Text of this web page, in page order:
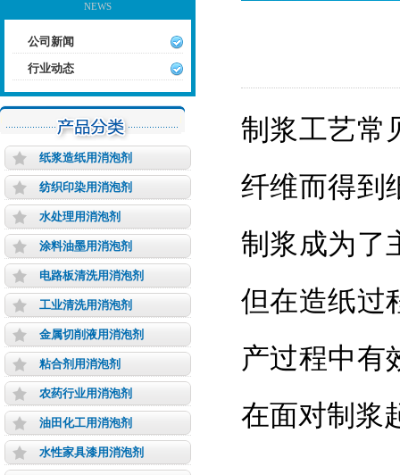
NEWS
公司新闻
行业动态
纸浆造纸用消泡剂
纺织印染用消泡剂
水处理用消泡剂
涂料油墨用消泡剂
电路板清洗用消泡剂
工业清洗用消泡剂
金属切削液用消泡剂
粘合剂用消泡剂
农药行业用消泡剂
油田化工用消泡剂
水性家具漆用消泡剂
制浆工艺常
纤维而得到
制浆成为了
但在造纸过
产过程中有
在面对制浆